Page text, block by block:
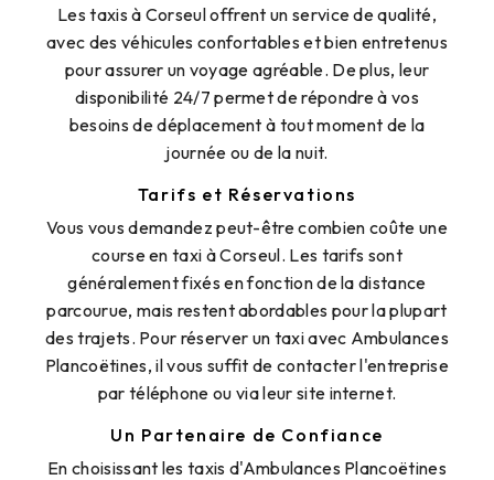
Les taxis à Corseul offrent un service de qualité,
avec des véhicules confortables et bien entretenus
pour assurer un voyage agréable. De plus, leur
disponibilité 24/7 permet de répondre à vos
besoins de déplacement à tout moment de la
journée ou de la nuit.
Tarifs et Réservations
Vous vous demandez peut-être combien coûte une
course en taxi à Corseul. Les tarifs sont
généralement fixés en fonction de la distance
parcourue, mais restent abordables pour la plupart
des trajets. Pour réserver un taxi avec Ambulances
Plancoëtines, il vous suffit de contacter l'entreprise
par téléphone ou via leur site internet.
Un Partenaire de Confiance
En choisissant les taxis d'Ambulances Plancoëtines